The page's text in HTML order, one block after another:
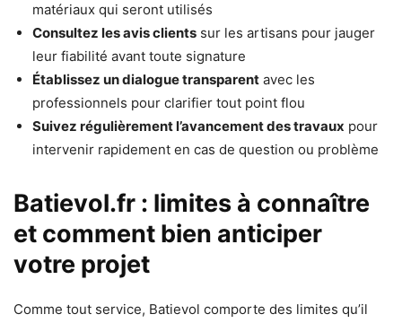
matériaux qui seront utilisés
Consultez les avis clients sur les artisans pour jauger
leur fiabilité avant toute signature
Établissez un dialogue transparent avec les
professionnels pour clarifier tout point flou
Suivez régulièrement l’avancement des travaux pour
intervenir rapidement en cas de question ou problème
Batievol.fr : limites à connaître
et comment bien anticiper
votre projet
Comme tout service, Batievol comporte des limites qu’il